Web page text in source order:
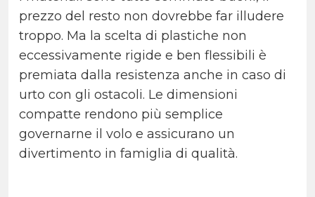
prezzo del resto non dovrebbe far illudere
troppo. Ma la scelta di plastiche non
eccessivamente rigide e ben flessibili è
premiata dalla resistenza anche in caso di
urto con gli ostacoli. Le dimensioni
compatte rendono più semplice
governarne il volo e assicurano un
divertimento in famiglia di qualità.